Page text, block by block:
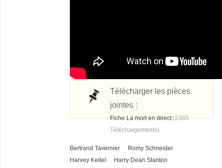
Télécharger les pièces
jointes :
Fiche La mort en direct(2365
Téléchargements)
Bertrand Tavernier
Romy Schneider
Harvey Keitel
Harry Dean Stanton